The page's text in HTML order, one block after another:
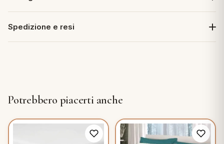
Spedizione e resi
Potrebbero piacerti anche